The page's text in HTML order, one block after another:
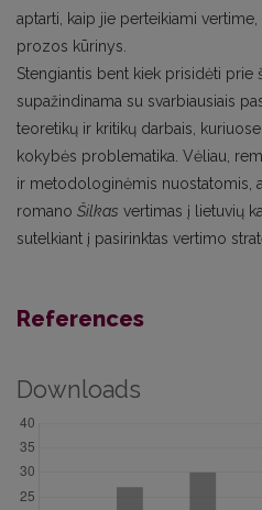
aptarti, kaip jie perteikiami
prozos kūrinys.
Stengiantis bent kiek prisidėti prie
supažindi­nama su svarbiausiais
teoretikų ir kritikų darbais,
kokybės problematika. Vėliau,
ir metodologinėmis nuostatomis,
romano Šilkas vertimas į lietuvių
sutelkiant į pasirinktas vertimo
References
Downloads